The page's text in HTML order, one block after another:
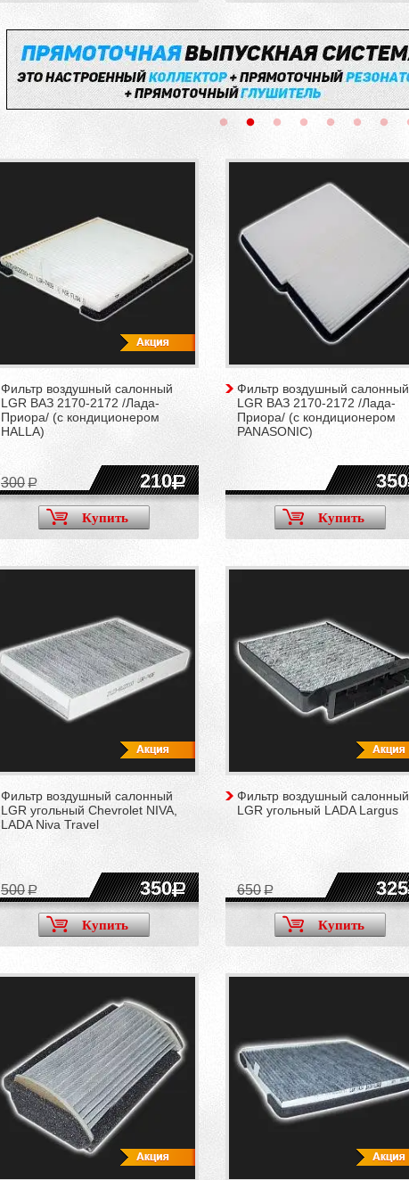
Фильтр воздушный салонный
LGR ВАЗ 2170-2172 /Лада-
Приора/ (с кондиционером
HALLA)
210
300
Купить
Фильтр воздушный салонный
LGR ВАЗ 2170-2172 /Лада-
Приора/ (с кондиционером
PANASONIC)
350
Купить
Фильтр воздушный салонный
LGR угольный Chevrolet NIVA,
LADA Niva Travel
350
500
Купить
Фильтр воздушный салонный
LGR угольный LADA Largus
325
650
Купить